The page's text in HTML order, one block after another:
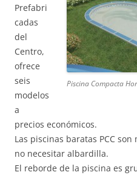
Piscina Compacta
Prefabri
cadas
del
Centro,
ofrece
seis
modelos
a
precios económicos.
Las piscinas baratas PCC
no necesitar albardilla.
El reborde de la piscina es